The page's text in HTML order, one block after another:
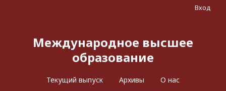
Международное высшее
образование
Текущий выпуск Архивы О нас
Вход